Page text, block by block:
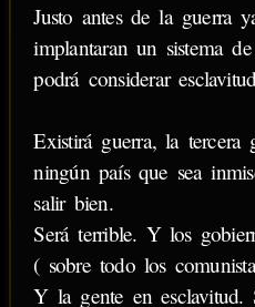
Justo antes de la guerra
implantaran un sistema
podrá considerar
Existirá guerra, la
ningún país que sea
salir bien.
Será terrible. Y los
( sobre todo los
Y la gente en esclavitud.